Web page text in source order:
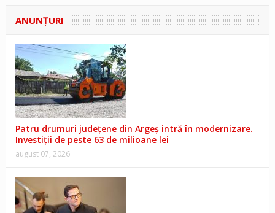
ANUNŢURI
Patru drumuri județene din Argeș intră în modernizare.
Investiții de peste 63 de milioane lei
august 07, 2026